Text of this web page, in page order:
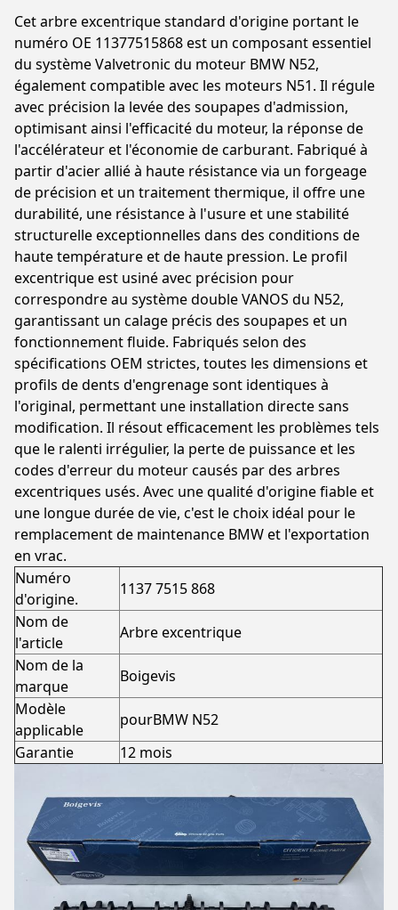
Cet arbre excentrique standard d'origine portant le
numéro OE 11377515868 est un composant essentiel
du système Valvetronic du moteur BMW N52,
également compatible avec les moteurs N51. Il régule
avec précision la levée des soupapes d'admission,
optimisant ainsi l'efficacité du moteur, la réponse de
l'accélérateur et l'économie de carburant. Fabriqué à
partir d'acier allié à haute résistance via un forgeage
de précision et un traitement thermique, il offre une
durabilité, une résistance à l'usure et une stabilité
structurelle exceptionnelles dans des conditions de
haute température et de haute pression. Le profil
excentrique est usiné avec précision pour
correspondre au système double VANOS du N52,
garantissant un calage précis des soupapes et un
fonctionnement fluide. Fabriqués selon des
spécifications OEM strictes, toutes les dimensions et
profils de dents d'engrenage sont identiques à
l'original, permettant une installation directe sans
modification. Il résout efficacement les problèmes tels
que le ralenti irrégulier, la perte de puissance et les
codes d'erreur du moteur causés par des arbres
excentriques usés. Avec une qualité d'origine fiable et
une longue durée de vie, c'est le choix idéal pour le
remplacement de maintenance BMW et l'exportation
en vrac.
Numéro
d'origine.
1137 7515 868
Nom de
l'article
Arbre excentrique
Nom de la
marque
Boigevis
Modèle
applicable
pourBMW N52
Garantie
12 mois